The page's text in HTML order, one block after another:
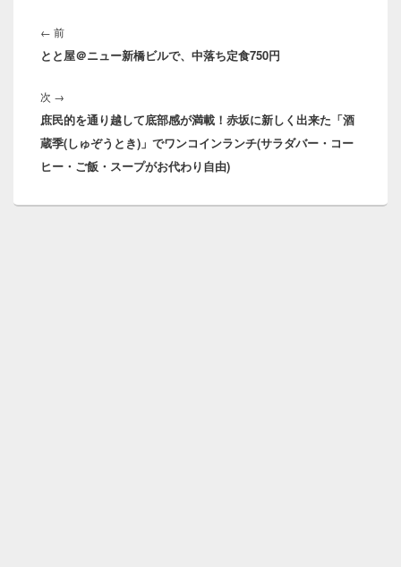
稿
ナ
ゲ
ー
シ
ョ
ン
← 前前
の
とと屋＠ニュー新橋ビルで、中落ち定食750円
次 →
の
投
稿:
庶民的を通り越して底部感が満載！赤坂に新しく出来た「酒
蔵季(しゅぞうとき)」でワンコインランチ(サラダバー・コー
ヒー・ご飯・スープがお代わり自由)